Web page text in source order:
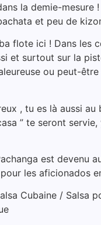
la demie-mesure
et peu de
flote ici ! Dans les
et surtout sur la
ou peut-
, tu es là aussi au
” te seront servie,
est devenu
les aficionados
Cubaine / Salsa